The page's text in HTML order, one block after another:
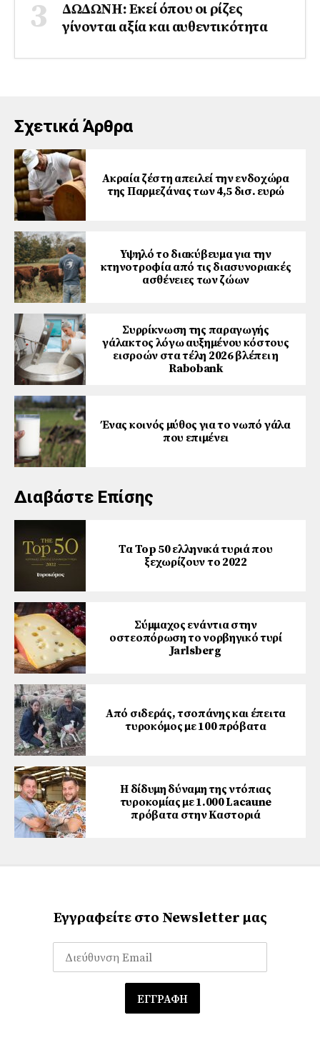
ΔΩΔΩΝΗ: Εκεί όπου οι ρίζες
γίνονται αξία και αυθεντικότητα
Σχετικά Άρθρα
Ακραία ζέστη απειλεί την ενδοχώρα
της Παρμεζάνας των 4,5 δισ. ευρώ
Υψηλό το διακύβευμα για την
κτηνοτροφία από τις διασυνοριακές
ασθένειες των ζώων
Συρρίκνωση της παραγωγής
γάλακτος λόγω αυξημένου κόστους
εισροών στα τέλη 2026 βλέπει η
Rabobank
Ένας κοινός μύθος για το νωπό γάλα
που επιμένει
Διαβάστε Επίσης
Τα Top 50 ελληνικά τυριά που
ξεχωρίζουν το 2022
Σύμμαχος ενάντια στην
οστεοπόρωση το νορβηγικό τυρί
Jarlsberg
Από σιδεράς, τσοπάνης και έπειτα
τυροκόμος με 100 πρόβατα
Η δίδυμη δύναμη της ντόπιας
τυροκομίας με 1.000 Lacaune
πρόβατα στην Καστοριά
Εγγραφείτε στο Newsletter μας